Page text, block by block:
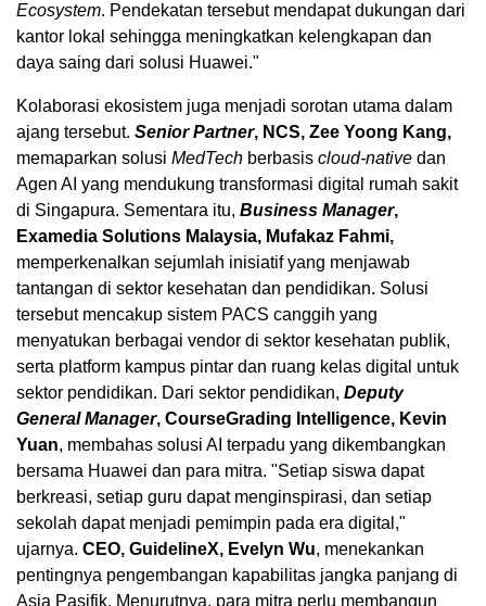
Ecosystem. Pendekatan tersebut mendapat dukungan dari
kantor lokal sehingga meningkatkan kelengkapan dan
daya saing dari solusi Huawei."
Kolaborasi ekosistem juga menjadi sorotan utama dalam
ajang tersebut. Senior Partner, NCS, Zee Yoong Kang,
memaparkan solusi MedTech berbasis cloud-native dan
Agen AI yang mendukung transformasi digital rumah sakit
di Singapura. Sementara itu, Business Manager,
Examedia Solutions Malaysia, Mufakaz Fahmi,
memperkenalkan sejumlah inisiatif yang menjawab
tantangan di sektor kesehatan dan pendidikan. Solusi
tersebut mencakup sistem PACS canggih yang
menyatukan berbagai vendor di sektor kesehatan publik,
serta platform kampus pintar dan ruang kelas digital untuk
sektor pendidikan. Dari sektor pendidikan, Deputy
General Manager, CourseGrading Intelligence, Kevin
Yuan, membahas solusi AI terpadu yang dikembangkan
bersama Huawei dan para mitra. "Setiap siswa dapat
berkreasi, setiap guru dapat menginspirasi, dan setiap
sekolah dapat menjadi pemimpin pada era digital,"
ujarnya. CEO, GuidelineX, Evelyn Wu, menekankan
pentingnya pengembangan kapabilitas jangka panjang di
Asia Pasifik. Menurutnya, para mitra perlu membangun